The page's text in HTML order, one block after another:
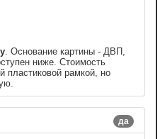
. Основание картины - ДВП,
ниже. Стоимость
пластиковой рамкой, но
да